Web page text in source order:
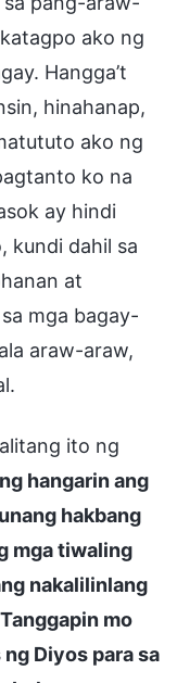
ako ng
Hangga’t
hinahanap,
ako ng
ko na
ay hindi
kundi dahil sa
at
mga bagay-
araw-araw,
ito ng
hangarin ang
hakbang
mga tiwaling
nakalilinlang
mo
Diyos para sa